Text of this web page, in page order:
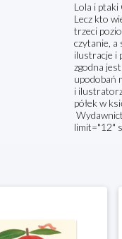
Lola i ptaki
Lecz kto
trzeci
czytanie, a
ilustracje i
zgodna
upodobań
i
półek w
limit="12"